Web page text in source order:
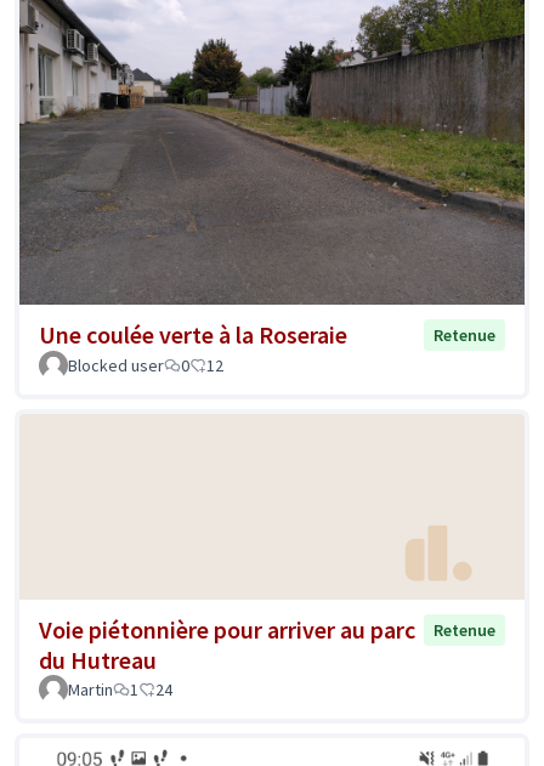
Une coulée verte à la Roseraie
Retenue
Blocked user
0 12
Voie piétonnière pour arriver au parc
du Hutreau
Retenue
Martin 1 24